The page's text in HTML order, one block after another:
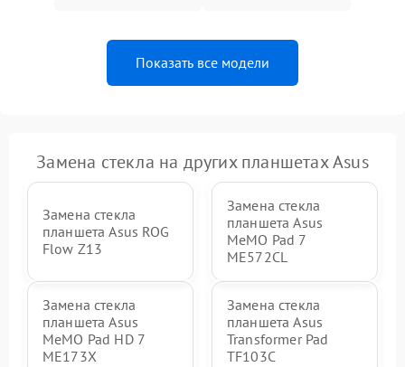
Показать все модели
Замена стекла на других планшетах Asus
Замена стекла
планшета Asus ROG
Flow Z13
Замена стекла
планшета Asus
MeMO Pad 7
ME572CL
Замена стекла
планшета Asus
MeMO Pad HD 7
ME173X
Замена стекла
планшета Asus
Transformer Pad
TF103C